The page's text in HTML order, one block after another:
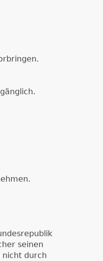
seinen
nicht durch